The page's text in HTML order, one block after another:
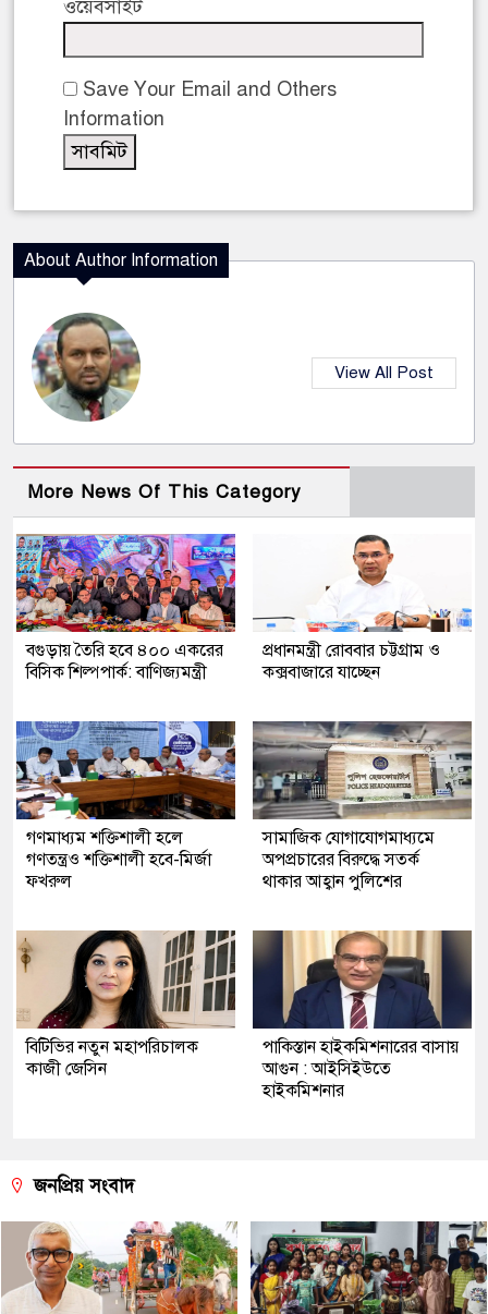
ওয়েবসাইট
Save Your Email and Others
Information
About Author Information
View All Post
More News Of This Category
বগুড়ায় তৈরি হবে ৪০০ একরের
বিসিক শিল্পপার্ক: বাণিজ্যমন্ত্রী
প্রধানমন্ত্রী রোববার চট্টগ্রাম ও
কক্সবাজারে যাচ্ছেন
গণমাধ্যম শক্তিশালী হলে
গণতন্ত্রও শক্তিশালী হবে-মির্জা
ফখরুল
সামাজিক যোগাযোগমাধ্যমে
অপপ্রচারের বিরুদ্ধে সতর্ক
থাকার আহ্বান পুলিশের
বিটিভির নতুন মহাপরিচালক
কাজী জেসিন
পাকিস্তান হাইকমিশনারের বাসায়
আগুন : আইসিইউতে
হাইকমিশনার
জনপ্রিয় সংবাদ